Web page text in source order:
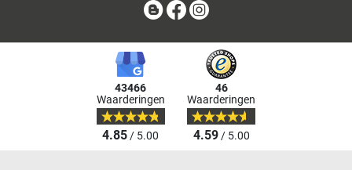
BlogFacebook
43466
Waarderingen
4.85/ 5.00
46
Waarderingen
4.59/ 5.00